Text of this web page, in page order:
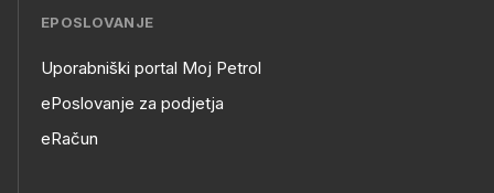
EPOSLOVANJE
EPOSLOVANJE
Uporabniški portal Moj Petrol
ePoslovanje za podjetja
eRačun